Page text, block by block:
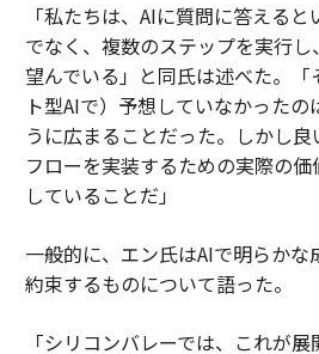
「私たちは、AIに質問に答える
でなく、複数のステップを実行
望んでいる」と同氏は述べた。「
ト型AIで）予想していなかった
うに広まることだった。しかし
フローを実装するための実際の
していることだ」
一般的に、エン氏はAIで明らかな
約束するものについて語った。
「シリコンバレーでは、これが